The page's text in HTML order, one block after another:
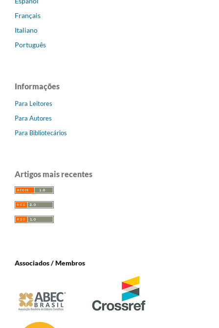
Français
Italiano
Português
Informações
Para Leitores
Para Autores
Para Bibliotecários
Artigos mais recentes
Associados / Membros